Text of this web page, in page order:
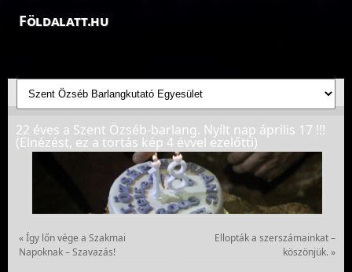
Földalatt.hu
Felfedezések a föld alatt - feltáró barlangkutatások
22 éves a Szent Özséb-barlang. Nyílt nap április 17 !!!
(Elnézést, ez a tortás kép 4 évvel ezelőtti)
«Így lőn vége a Szakmai
Napoknak – Szavazás!
Ellopták a szerszámainkat –
köszönjük.»